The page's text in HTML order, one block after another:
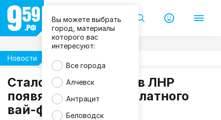
Вы можете выбрать
город, материалы
которого вас
интересуют:
Все города
Алчевск
Антрацит
Беловодск
Новости
Стало известно, где в ЛНР
появятся точки бесплатного
вай-фая
f
r
e
e
p